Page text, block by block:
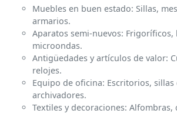
Muebles en buen estado: Sillas,
armarios.
Aparatos semi-nuevos: Frigoríficos,
microondas.
Antigüedades y artículos de valor:
relojes.
Equipo de oficina: Escritorios,
archivadores.
Textiles y decoraciones: